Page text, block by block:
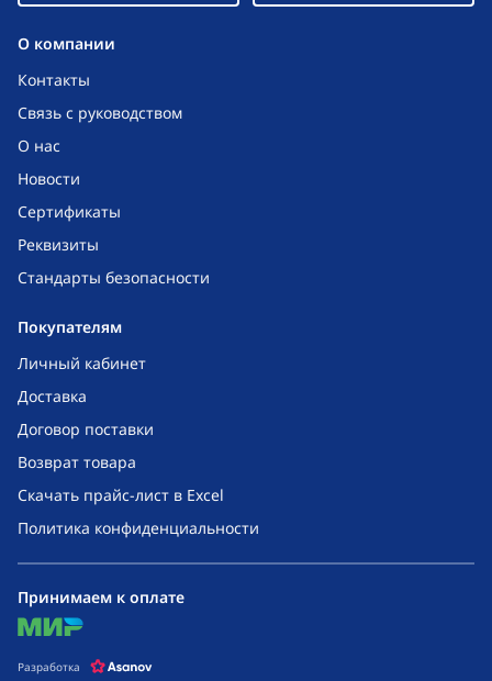
O компании
Контакты
Связь с руководством
О нас
Новости
Сертификаты
Реквизиты
Стандарты безопасности
Покупателям
Личный кабинет
Доставка
Договор поставки
Возврат товара
Скачать прайс-лист в Excel
Политика конфиденциальности
Принимаем к оплате
mir
Разработка